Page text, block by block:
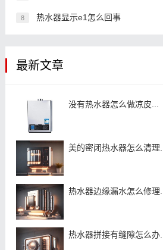
8 热水器显示e1怎么回事
最新文章
没有热水器怎么做凉皮...
美的密闭热水器怎么清理...
热水器边缘漏水怎么修理...
热水器拼接有缝隙怎么办...